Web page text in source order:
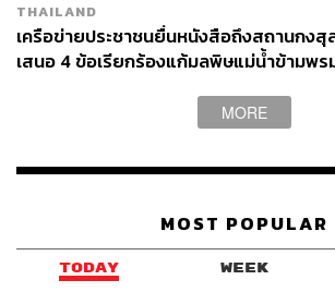
THAILAND
เครือข่ายประชาชนยื่นหนังสือถึงสถานกงสุ
เสนอ 4 ข้อเรียกร้องแก้มลพิษแม่น้ำข้ามพ
MORE
MOST POPULAR
TODAY WEEK